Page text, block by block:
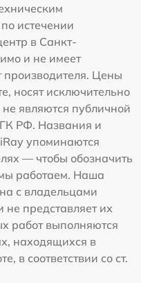
истечении
в Санкт-
и не имеет
Цены
носят исключительно
являются публичной
ГК РФ. Названия и
упоминаются
— чтобы обозначить
работаем. Наша
с владельцами
представляет их
работ выполняются
находящихся в
в соответствии со ст.